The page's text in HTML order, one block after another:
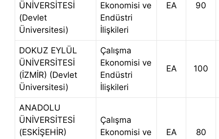
ÜNİVERSİTESİ
(Devlet
Üniversitesi)
Ekonomisi ve
Endüstri
İlişkileri
EA 90
DOKUZ EYLÜL
ÜNİVERSİTESİ
(İZMİR) (Devlet
Üniversitesi)
Çalışma
Ekonomisi ve
Endüstri
İlişkileri
EA 100
ANADOLU
ÜNİVERSİTESİ
(ESKİŞEHİR)
Çalışma
Ekonomisi ve
EA 80